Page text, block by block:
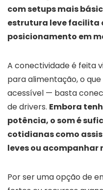
com setups mais
estrutura leve facilita
posicionamento em
A conectividade é feita
para alimentação, o
acessível — basta
de drivers. Embora
potência, o som é
cotidianas como
leves ou acompanhar
Por ser uma opção de